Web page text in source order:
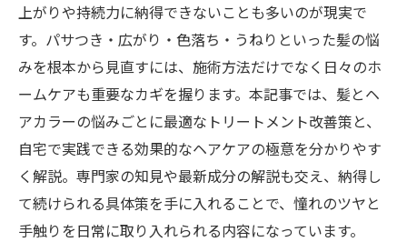
上がりや持続力に納得できないことも多いのが現実で
す。パサつき・広がり・色落ち・うねりといった髪の悩
みを根本から見直すには、施術方法だけでなく日々のホ
ームケアも重要なカギを握ります。本記事では、髪とヘ
アカラーの悩みごとに最適なトリートメント改善策と、
自宅で実践できる効果的なヘアケアの極意を分かりやす
く解説。専門家の知見や最新成分の解説も交え、納得し
て続けられる具体策を手に入れることで、憧れのツヤと
手触りを日常に取り入れられる内容になっています。